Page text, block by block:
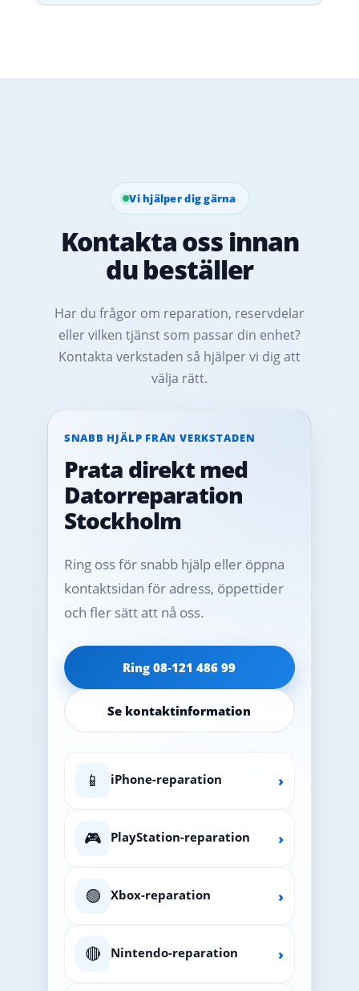
Vi hjälper dig gärna
Kontakta oss innan
du beställer
Har du frågor om reparation, reservdelar
eller vilken tjänst som passar din enhet?
Kontakta verkstaden så hjälper vi dig att
välja rätt.
SNABB HJÄLP FRÅN VERKSTADEN
Prata direkt med
Datorreparation
Stockholm
Ring oss för snabb hjälp eller öppna
kontaktsidan för adress, öppettider
och fler sätt att nå oss.
Ring 08‑121 486 99
Se kontaktinformation
📱 iPhone-reparation ›
🎮 PlayStation-reparation ›
🟢 Xbox-reparation ›
🔴 Nintendo-reparation ›